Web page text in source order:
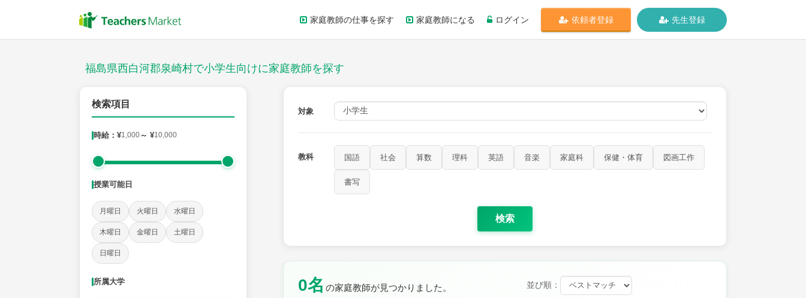
家庭教師の仕事を探す 家庭教師になる ログイン 依頼者登録 先生登録
福島県西白河郡泉崎村で小学生向けに家庭教師を探す
検索項目
時給：¥1,000～ ¥10,000
授業可能日
月曜日 火曜日 水曜日
木曜日 金曜日 土曜日
日曜日
所属大学
対象
教科 国語 社会 算数 理科 英語 音楽 家庭科 保健・体育 図画工作
書写
検索
0名 の家庭教師が見つかりました。 並び順：
授業スタイル
社会 算数 理科
時給：¥1,000 ～ ¥10,000